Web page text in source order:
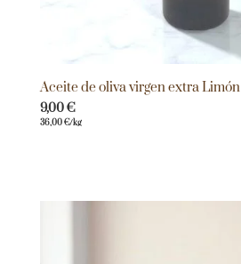
Aceite de oliva virgen extra Limón
9,00€
36,00€/kg